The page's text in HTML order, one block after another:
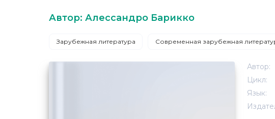
Автор: Алессандро Барикко
Зарубежная литература Современная зарубежная
Автор:
Цикл:
Язык: